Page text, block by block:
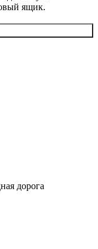
ящик.
дорога